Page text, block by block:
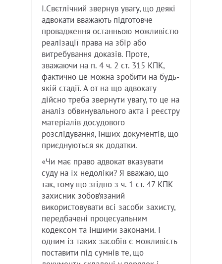
І.Свєтлічний звернув увагу, що деякі
адвокати вважають підготовче
провадження останньою можливістю
реалізації права на збір або
витребування доказів. Проте,
зважаючи на п. 4 ч. 2 ст. 315 КПК,
фактично це можна зробити на будь-
якій стадії. А от на що адвокату
дійсно треба звернути увагу, то це на
аналіз обвинувального акта і реєстру
матеріалів досудового
розслідування, інших документів, що
приєднуються як додатки.
«Чи має право адвокат вказувати
суду на їх недоліки? Я вважаю, що
так, тому що згідно з ч. 1 ст. 47 КПК
захисник зобов’язаний
використовувати всі засоби захисту,
передбачені процесуальним
кодексом та іншими законами. І
одним із таких засобів є можливість
поставити під сумнів те, що